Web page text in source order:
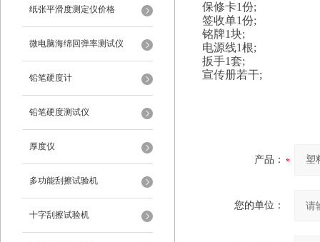
纸张平滑度测定仪价格
微电脑海绵回弹率测试仪
铅笔硬度计
铅笔硬度测试仪
厚度仪
多功能刮擦试验机
十字刮擦试验机
保修卡1份;
签收单1份;
铭牌1块;
电源线1根;
扳手1套;
宣传册若干;
产品：
您的单位：